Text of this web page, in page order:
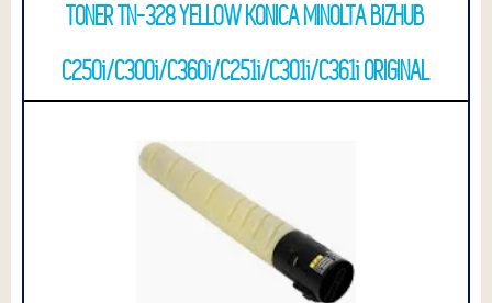
TONER TN-328 YELLOW KONICA MINOLTA BIZHUB
C250i/C300i/C360i/C251i/C301i/C361i ORIGINAL